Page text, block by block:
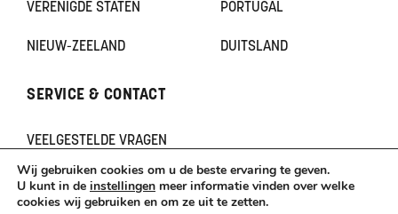
VERENIGDE STATEN PORTUGAL
NIEUW-ZEELAND DUITSLAND
SERVICE & CONTACT
VEELGESTELDE VRAGEN
CONTACT
KLACHTEN
TERUGBETAAL- EN RETOURNERINGSBELEID
Wij gebruiken cookies om u de beste ervaring te geven.
U kunt in de instellingen meer informatie vinden over welke
cookies wij gebruiken en om ze uit te zetten.